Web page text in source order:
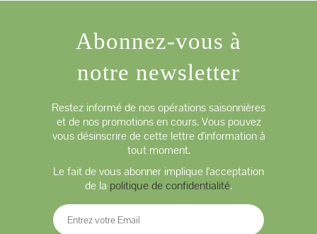
Abonnez-vous à
notre newsletter
Restez informé de nos opérations saisonnières
et de nos promotions en cours. Vous pouvez
vous désinscrire de cette lettre d'information à
tout moment.
Le fait de vous abonner implique l'acceptation
de la politique de confidentialité.